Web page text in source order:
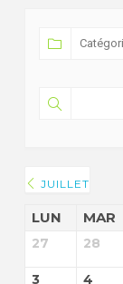
JUILLET
LUN MAR
27 28
3 4